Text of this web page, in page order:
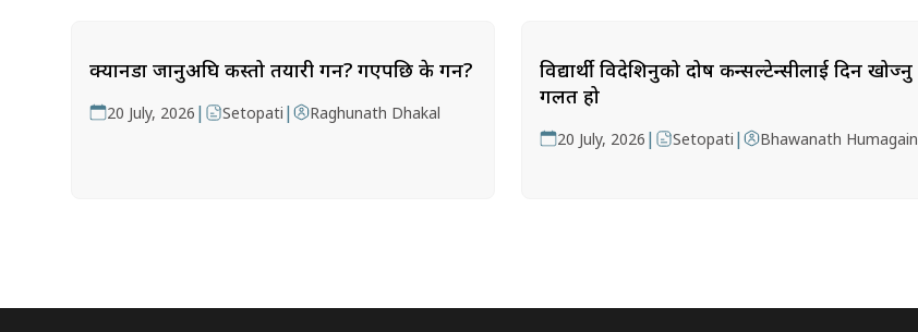
क्यानडा जानुअघि कस्तो तयारी गर्ने? गएपछि के गर्ने?
20 July, 2026 | Setopati | Raghunath Dhakal
विद्यार्थी विदेशिनुको दोष कन्सल्टेन्सीलाई दिन खोज्नु
गलत हो
20 July, 2026 | Setopati | Bhawanath Humagain